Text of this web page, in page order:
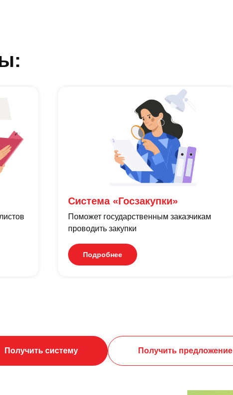
Система «Госзакупки»
Поможет государственным заказчикам
проводить закупки
Подробнее
Получить систему Получить